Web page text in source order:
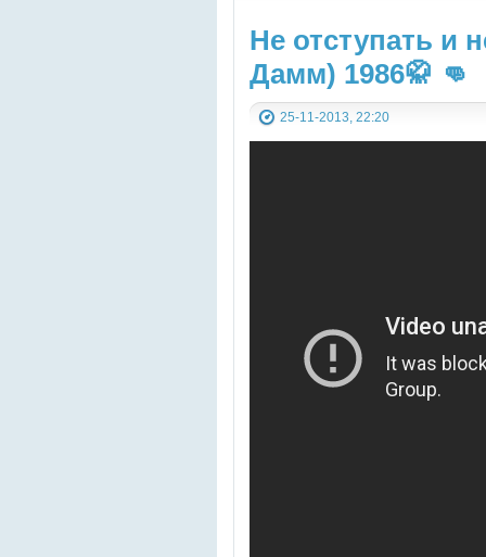
Не отступать и
Дамм) 1986🥋 👊
25-11-2013, 22:20